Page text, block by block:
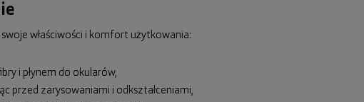
właściwości i komfort użytkowania:
i płynem do okularów,
przed zarysowaniami i odkształceniami,